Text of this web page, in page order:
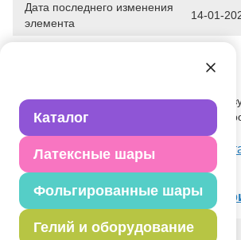
Каталог
Латексные шары
Фольгированные шары
Гелий и оборудование
Дата последнего изменения
элемента
14-01-
Одноцветный шар, без рисунка,
оформлениях, композициях. Имеет
что упрощает надувание.
Посмотреть А Б/РИС ЗИГЗАГ 19"
Портале оптовых закупок
Товар из разделаСпециальные